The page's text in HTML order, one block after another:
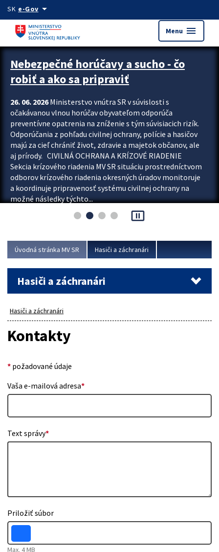
Preskocit na hlavný obsah
SK e-Govarrow_drop_down
Menu menu
Zastavit automatický posun upútavok
Nebezpečné horúčavy a sucho - čo
robiť a ako sa pripraviť
26. 06. 2026Ministerstvo vnútra SR v súvislosti s
očakávanou vlnou horúčav obyvateľom odporúča
preventívne opatrenia na zníženie s tým súvisiacich rizík.
Odporúčania z pohľadu civilnej ochrany, polície a hasičov
majú za cieľ chrániť život, zdravie a majetok občanov, ale
aj prírody. CIVILNÁ OCHRANA A KRÍZOVÉ RIADENIE
Sekcia krízového riadenia MV SR situáciu prostredníctvom
odborov krízového riadenia okresných úradov monitoruje
a koordinuje pripravenosť systému civilnej ochrany na
možné následky týchto...
pause_presentation
Úvodná stránka MV SR Hasiči a záchranári
Hasiči a záchranári
Hasiči a záchranári
Kontakty
* požadované údaje
Vaša e-mailová adresa*
Text správy*
Priložiť súbor
Max. 4 MB